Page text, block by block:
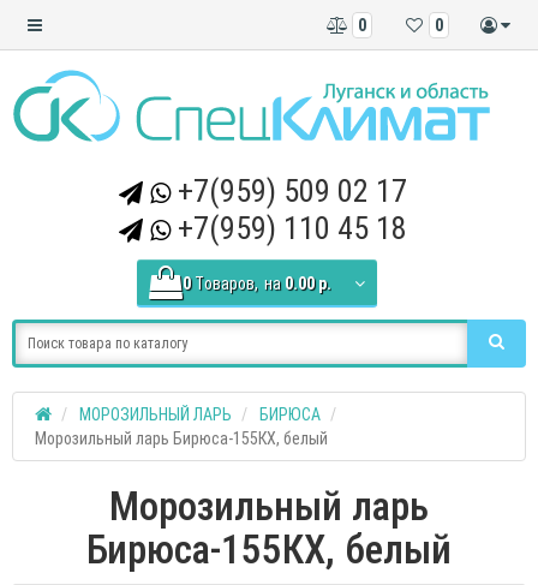
0
0
+7(959) 509 02 17
+7(959) 110 45 18
0 Tоваров, на 0.00 р.
МОРОЗИЛЬНЫЙ ЛАРЬ
БИРЮСА
Морозильный ларь Бирюса-155КХ, белый
Морозильный ларь
Бирюса-155КХ, белый